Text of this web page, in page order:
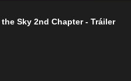
Sky 2nd Chapter - Tráiler